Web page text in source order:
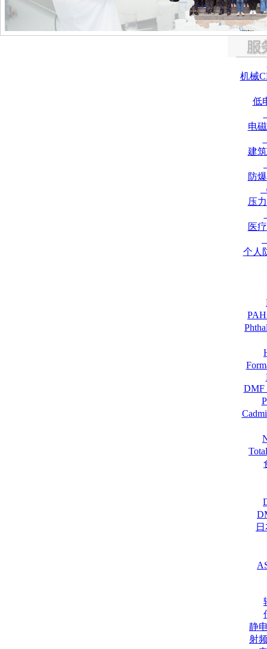
机械
低
电
建
防
压
医
个人
DMF
静
射